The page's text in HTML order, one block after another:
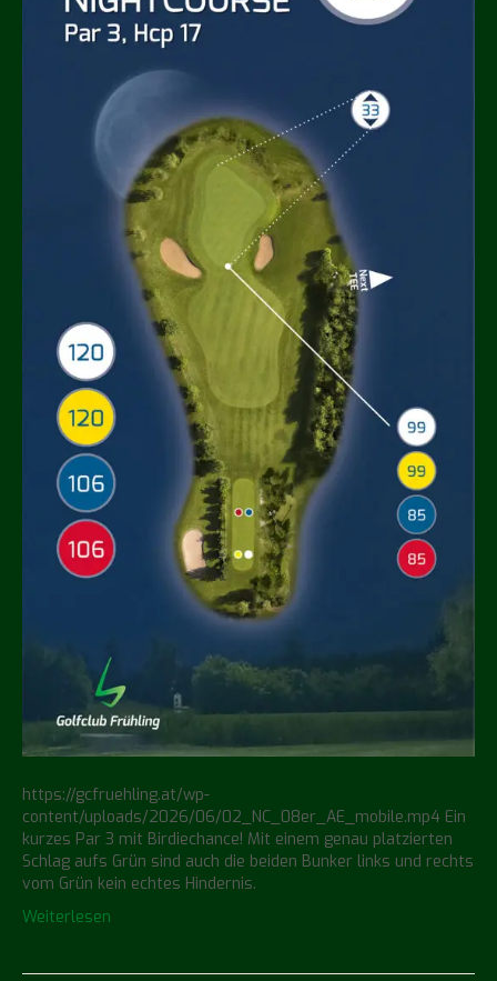
https://gcfruehling.at/wp-
content/uploads/2026/06/02_NC_08er_AE_mobile.mp4 Ein
kurzes Par 3 mit Birdiechance! Mit einem genau platzierten
Schlag aufs Grün sind auch die beiden Bunker links und rechts
vom Grün kein echtes Hindernis.
Weiterlesen